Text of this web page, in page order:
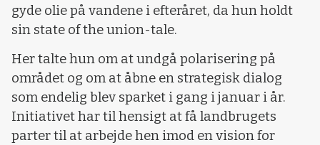
gyde olie på vandene i efteråret, da hun holdt
sin state of the union-tale.
Her talte hun om at undgå polarisering på
området og om at åbne en strategisk dialog
som endelig blev sparket i gang i januar i år.
Initiativet har til hensigt at få landbrugets
parter til at arbejde hen imod en vision for